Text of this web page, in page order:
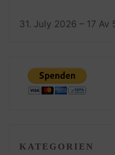
31. July 2026 – 17 Av
KATEGORIEN